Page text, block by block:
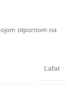
otpornom na
Lafat